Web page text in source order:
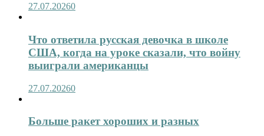
27.07.20260
Что ответила русская девочка в школе
США, когда на уроке сказали, что войну
выиграли американцы
27.07.20260
Больше ракет хороших и разных